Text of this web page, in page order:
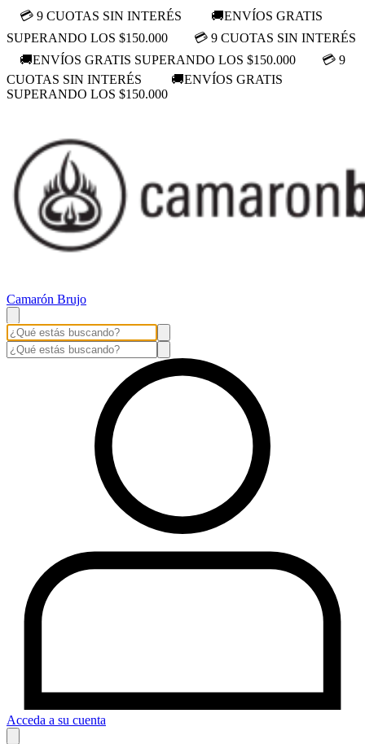
💳 9 CUOTAS SIN INTERÉS
🚚ENVÍOS GRATIS
SUPERANDO LOS $150.000
💳 9 CUOTAS SIN INTERÉS
🚚ENVÍOS GRATIS SUPERANDO LOS $150.000
💳 9
CUOTAS SIN INTERÉS
🚚ENVÍOS GRATIS
SUPERANDO LOS $150.000
Camarón Brujo
Acceda a su cuenta